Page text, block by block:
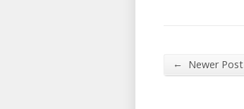
← Newer Post